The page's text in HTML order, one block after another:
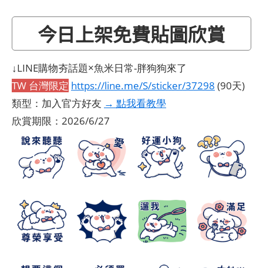
今日上架免費貼圖欣賞
↓LINE購物夯話題×魚米日常-胖狗狗來了
TW 台灣限定 https://line.me/S/sticker/37298 (90天)
類型：加入官方好友 → 點我看教學
欣賞期限：2026/6/27